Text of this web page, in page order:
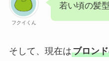
フクイくん
若い頃の髪
そして、現在はブロン